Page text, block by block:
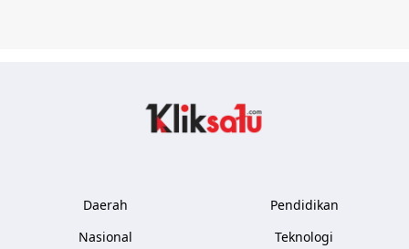
Daerah
Nasional
Pendidikan
Teknologi